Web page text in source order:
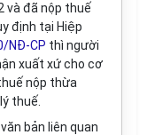
và đã nộp thuế
định tại Hiệp
NĐ-CP thì người
xuất xứ cho cơ
nộp thừa
thuế.
bản liên quan